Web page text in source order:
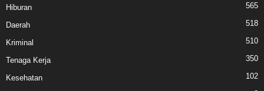
Hiburan 565
Daerah 518
Kriminal 510
Tenaga Kerja 350
Kesehatan 102